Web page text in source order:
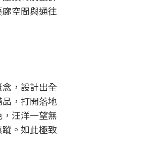
空間與通往
，設計出全
，打開落地
汪洋一望無
。如此極致